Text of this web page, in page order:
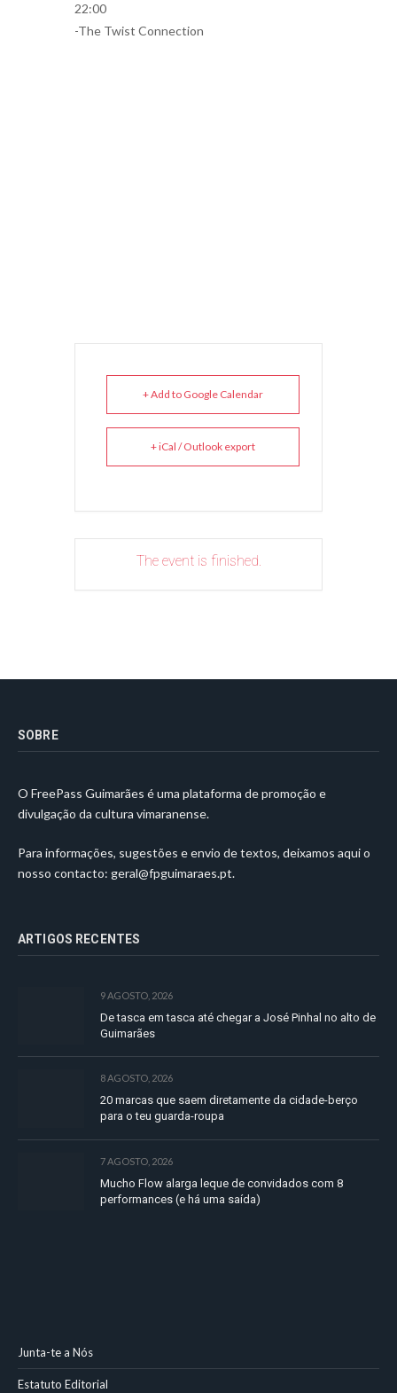
22:00
-The Twist Connection
+ Add to Google Calendar
+ iCal / Outlook export
The event is finished.
SOBRE
O FreePass Guimarães é uma plataforma de promoção e
divulgação da cultura vimaranense.
Para informações, sugestões e envio de textos, deixamos aqui o
nosso contacto: geral@fpguimaraes.pt.
ARTIGOS RECENTES
9 AGOSTO, 2026
De tasca em tasca até chegar a José Pinhal no alto de
Guimarães
8 AGOSTO, 2026
20 marcas que saem diretamente da cidade-berço
para o teu guarda-roupa
7 AGOSTO, 2026
Mucho Flow alarga leque de convidados com 8
performances (e há uma saída)
Junta-te a Nós
Estatuto Editorial